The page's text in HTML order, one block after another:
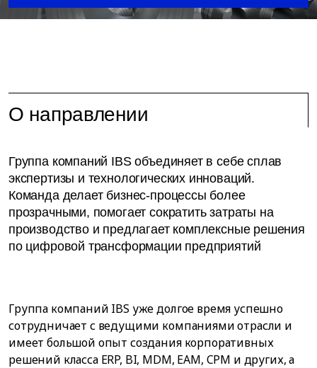
О направлении
Группа компаний IBS объединяет в себе сплав
экспертизы и технологических инноваций.
Команда делает бизнес-процессы более
прозрачными, помогает сократить затраты на
производство и предлагает комплексные решения
по цифровой трансформации предприятий
Группа компаний IBS уже долгое время успешно
сотрудничает с ведущими компаниями отрасли и
имеет большой опыт создания корпоративных
решений класса ERP, BI, MDM, EAM, CPM и других, а